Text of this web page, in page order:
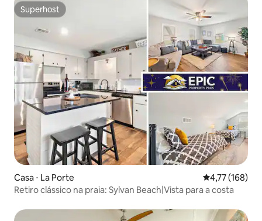
Superhost
Superhost
Casa ⋅ La Porte 4,77 de uma
4,77 (168)
Retiro clássico na praia: Sylvan Beach|Vista para a costa